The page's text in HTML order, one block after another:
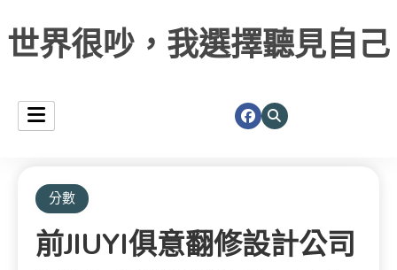
世界很吵，我選擇聽見自己
分數
前JIUYI俱意翻修設計公司